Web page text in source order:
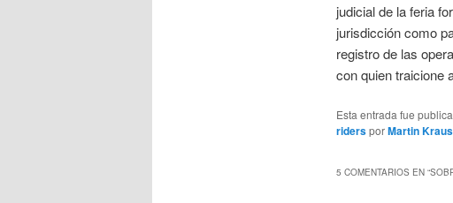
judicial de la feria
jurisdicción como
registro de las
con quien traicione
Esta entrada fue
ridersporMartin
5 COMENTARIOS EN “